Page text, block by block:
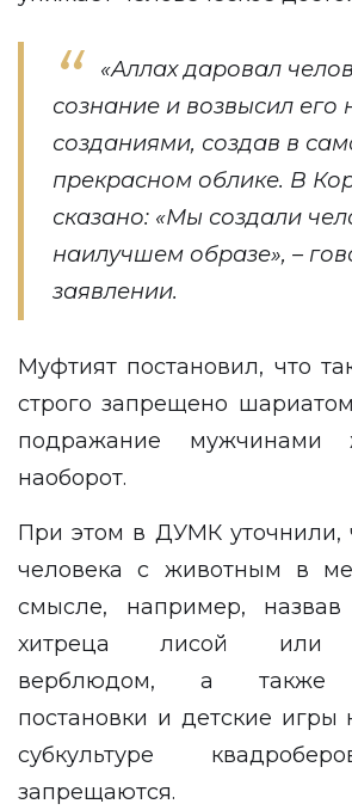
«Аллах даровал
сознание и возвысил его
созданиями, создав в
прекрасном облике. В
сказано: «Мы создали
наилучшем образе», –
заявлении.
Муфтият постановил, что
строго запрещено
подражание
наоборот.
При этом в ДУМК уточнили,
человека с животным в
смысле, например,
хитреца лисой или
верблюдом, а также
постановки и детские игры
субкультуре
запрещаются.